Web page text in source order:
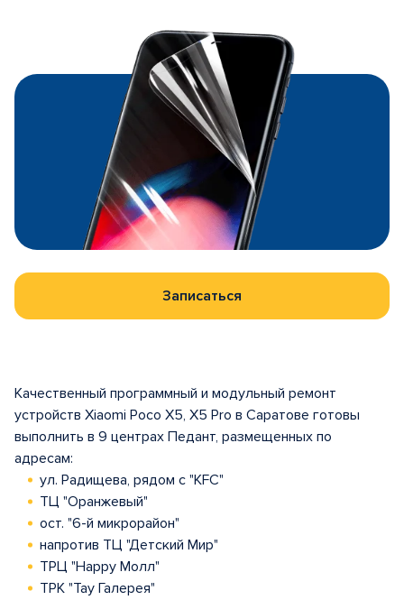
Записаться
Качественный программный и модульный ремонт
устройств Xiaomi Poco X5, X5 Pro в Саратове готовы
выполнить в 9 центрах Педант, размещенных по
адресам:
ул. Радищева, рядом с "KFC"
ТЦ "Оранжевый"
ост. "6-й микрорайон"
напротив ТЦ "Детский Мир"
ТРЦ "Happy Молл"
ТРК "Тау Галерея"